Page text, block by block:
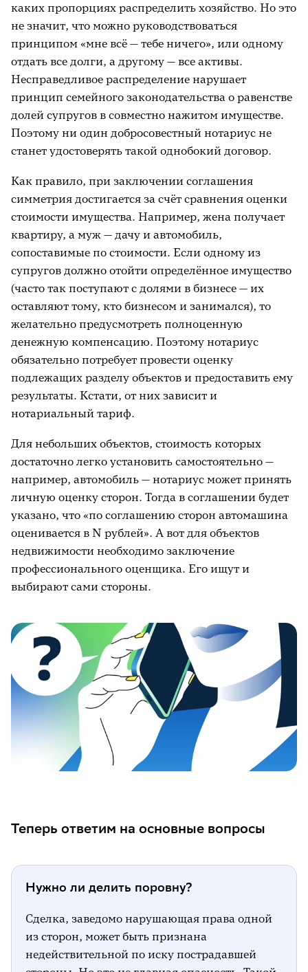
каких пропорциях распределить хозяйство. Но это
не значит, что можно руководствоваться
принципом «мне всё — тебе ничего», или одному
отдать все долги, а другому — все активы.
Несправедливое распределение нарушает
принцип семейного законодательства о равенстве
долей супругов в совместно нажитом имуществе.
Поэтому ни один добросовестный нотариус не
станет удостоверять такой однобокий договор.
Как правило, при заключении соглашения
симметрия достигается за счёт сравнения оценки
стоимости имущества. Например, жена получает
квартиру, а муж — дачу и автомобиль,
сопоставимые по стоимости. Если одному из
супругов должно отойти определённое имущество
(часто так поступают с долями в бизнесе — их
оставляют тому, кто бизнесом и занимался), то
желательно предусмотреть полноценную
денежную компенсацию. Поэтому нотариус
обязательно потребует провести оценку
подлежащих разделу объектов и предоставить ему
результаты. Кстати, от них зависит и
нотариальный тариф.
Для небольших объектов, стоимость которых
достаточно легко установить самостоятельно —
например, автомобиль — нотариус может принять
личную оценку сторон. Тогда в соглашении будет
указано, что «по соглашению сторон автомашина
оценивается в N рублей». А вот для объектов
недвижимости необходимо заключение
профессионального оценщика. Его ищут и
выбирают сами стороны.
Теперь ответим на основные вопросы
Нужно ли делить поровну?
Сделка, заведомо нарушающая права одной
из сторон, может быть признана
недействительной по иску пострадавшей